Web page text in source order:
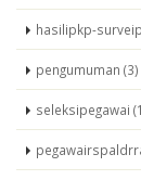
hasilipkp-
pengumuman (3)
seleksipegawai